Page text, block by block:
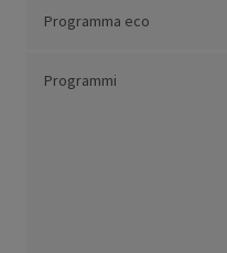
Programma eco
Programmi